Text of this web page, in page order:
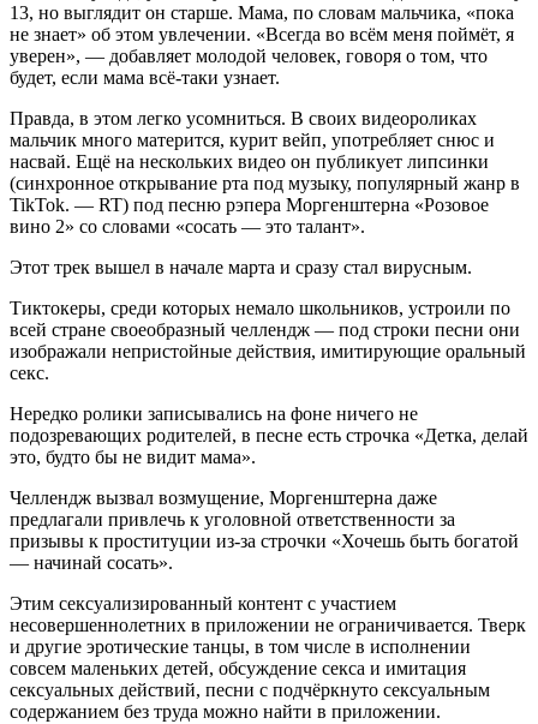
13, но выглядит он старше. Мама, по словам мальчика, «пока
не знает» об этом увлечении. «Всегда во всём меня поймёт, я
уверен», — добавляет молодой человек, говоря о том, что
будет, если мама всё-таки узнает.
Правда, в этом легко усомниться. В своих видеороликах
мальчик много матерится, курит вейп, употребляет снюс и
насвай. Ещё на нескольких видео он публикует липсинки
(синхронное открывание рта под музыку, популярный жанр в
TikTok. — RT) под песню рэпера Моргенштерна «Розовое
вино 2» со словами «сосать — это талант».
Этот трек вышел в начале марта и сразу стал вирусным.
Тиктокеры, среди которых немало школьников, устроили по
всей стране своеобразный челлендж — под строки песни они
изображали непристойные действия, имитирующие оральный
секс.
Нередко ролики записывались на фоне ничего не
подозревающих родителей, в песне есть строчка «Детка, делай
это, будто бы не видит мама».
Челлендж вызвал возмущение, Моргенштерна даже
предлагали привлечь к уголовной ответственности за
призывы к проституции из-за строчки «Хочешь быть богатой
— начинай сосать».
Этим сексуализированный контент с участием
несовершеннолетних в приложении не ограничивается. Тверк
и другие эротические танцы, в том числе в исполнении
совсем маленьких детей, обсуждение секса и имитация
сексуальных действий, песни с подчёркнуто сексуальным
содержанием без труда можно найти в приложении.